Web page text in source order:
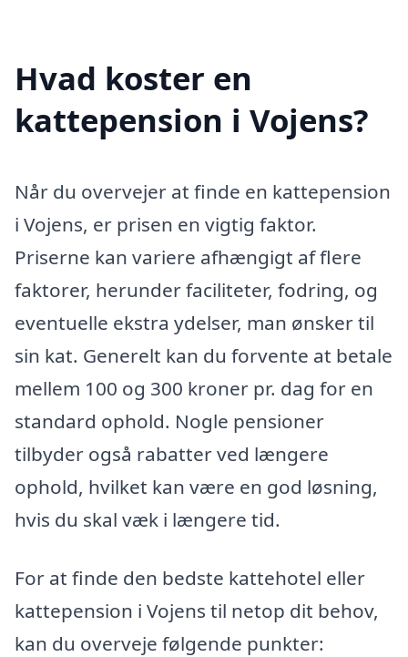
Hvad koster en
kattepension i Vojens?
Når du overvejer at finde en kattepension
i Vojens, er prisen en vigtig faktor.
Priserne kan variere afhængigt af flere
faktorer, herunder faciliteter, fodring, og
eventuelle ekstra ydelser, man ønsker til
sin kat. Generelt kan du forvente at betale
mellem 100 og 300 kroner pr. dag for en
standard ophold. Nogle pensioner
tilbyder også rabatter ved længere
ophold, hvilket kan være en god løsning,
hvis du skal væk i længere tid.
For at finde den bedste kattehotel eller
kattepension i Vojens til netop dit behov,
kan du overveje følgende punkter: